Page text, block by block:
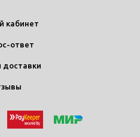
кабинет
ответ
доставки